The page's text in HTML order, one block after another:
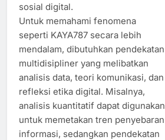
sosial digital.
Untuk memahami fenomena
seperti KAYA787 secara lebih
mendalam, dibutuhkan pendekatan
multidisipliner yang melibatkan
analisis data, teori komunikasi, dan
refleksi etika digital. Misalnya,
analisis kuantitatif dapat digunakan
untuk memetakan tren penyebaran
informasi, sedangkan pendekatan